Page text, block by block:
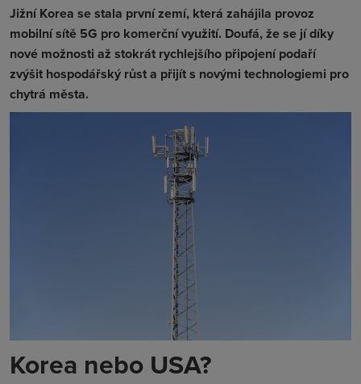
Jižní Korea se stala první zemí, která zahájila provoz
mobilní sítě 5G pro komerční využití. Doufá, že se jí díky
nové možnosti až stokrát rychlejšího připojení podaří
zvýšit hospodářský růst a přijít s novými technologiemi pro
chytrá města.
Korea nebo USA?